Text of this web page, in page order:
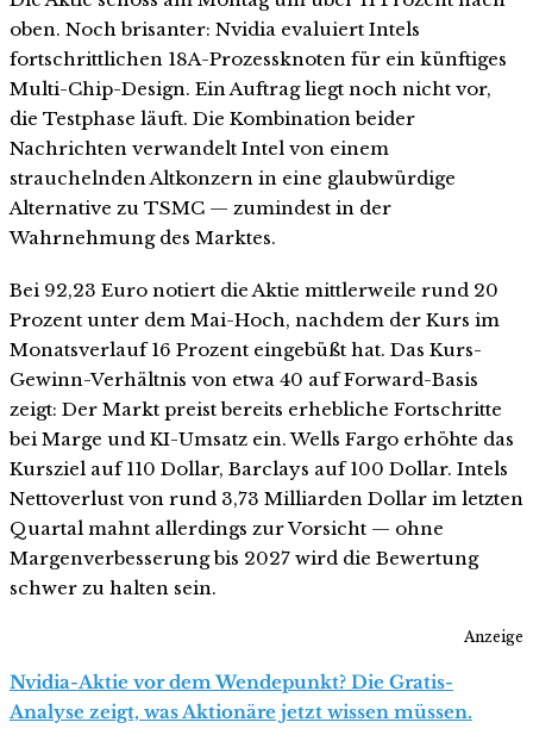
oben. Noch brisanter: Nvidia evaluiert Intels
fortschrittlichen 18A-Prozessknoten für ein künftiges
Multi-Chip-Design. Ein Auftrag liegt noch nicht vor,
die Testphase läuft. Die Kombination beider
Nachrichten verwandelt Intel von einem
strauchelnden Altkonzern in eine glaubwürdige
Alternative zu TSMC — zumindest in der
Wahrnehmung des Marktes.
Bei 92,23 Euro notiert die Aktie mittlerweile rund 20
Prozent unter dem Mai-Hoch, nachdem der Kurs im
Monatsverlauf 16 Prozent eingebüßt hat. Das Kurs-
Gewinn-Verhältnis von etwa 40 auf Forward-Basis
zeigt: Der Markt preist bereits erhebliche Fortschritte
bei Marge und KI-Umsatz ein. Wells Fargo erhöhte das
Kursziel auf 110 Dollar, Barclays auf 100 Dollar. Intels
Nettoverlust von rund 3,73 Milliarden Dollar im letzten
Quartal mahnt allerdings zur Vorsicht — ohne
Margenverbesserung bis 2027 wird die Bewertung
schwer zu halten sein.
Anzeige
Nvidia-Aktie vor dem Wendepunkt? Die Gratis-
Analyse zeigt, was Aktionäre jetzt wissen müssen.